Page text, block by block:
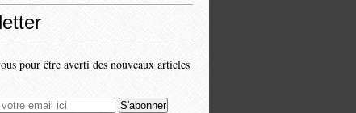
pour être averti des nouveaux articles